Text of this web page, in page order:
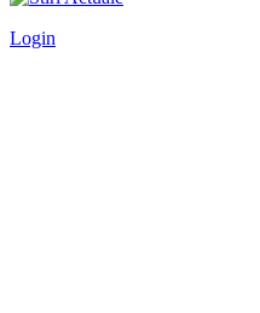
Login